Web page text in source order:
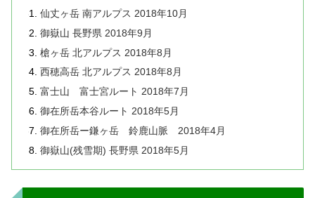
仙丈ヶ岳 南アルプス 2018年10月
御嶽山 長野県 2018年9月
槍ヶ岳 北アルプス 2018年8月
西穂高岳 北アルプス 2018年8月
富士山 富士宮ルート 2018年7月
御在所岳本谷ルート 2018年5月
御在所岳ー鎌ヶ岳 鈴鹿山脈 2018年4月
御嶽山(残雪期) 長野県 2018年5月